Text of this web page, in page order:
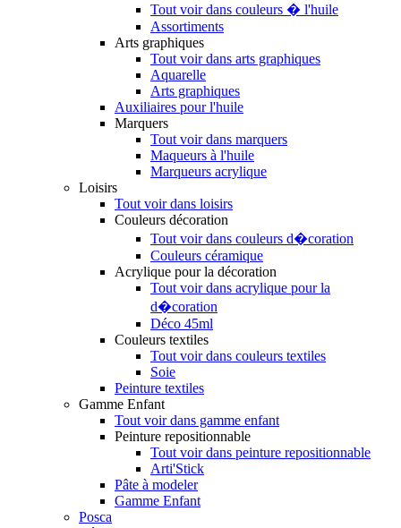
Tout voir dans couleurs � l'huile
Assortiments
Arts graphiques
Tout voir dans arts graphiques
Aquarelle
Arts graphiques
Auxiliaires pour l'huile
Marquers
Tout voir dans marquers
Maqueurs à l'huile
Marqueurs acrylique
Loisirs
Tout voir dans loisirs
Couleurs décoration
Tout voir dans couleurs d�coration
Couleurs céramique
Acrylique pour la décoration
Tout voir dans acrylique pour la
d�coration
Déco 45ml
Couleurs textiles
Tout voir dans couleurs textiles
Soie
Peinture textiles
Gamme Enfant
Tout voir dans gamme enfant
Peinture repositionnable
Tout voir dans peinture repositionnable
Arti'Stick
Pâte à modeler
Gamme Enfant
Posca